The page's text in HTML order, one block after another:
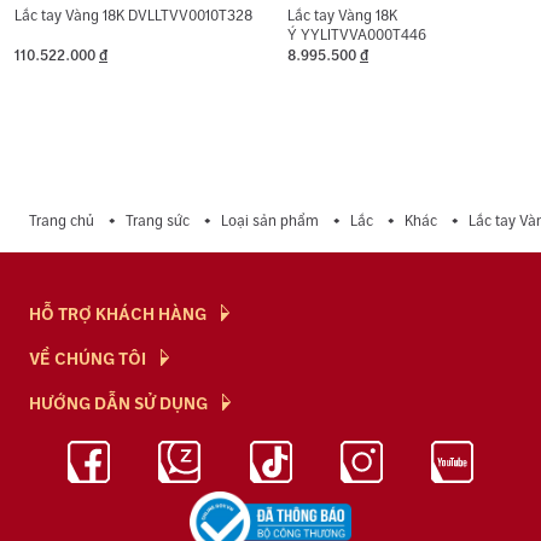
Lắc tay Vàng 18K DVLLTVV0010T328
110.522.000 đ
Lắc tay Vàng 18K
Ý YYLITVVA000T446
8.995.500 đ
Trang chủ Trang sức Loại sản phẩm Lắc Khác Lắc tay
HỖ TRỢ KHÁCH HÀNG
Hỏi & Đáp
Chính Sách
Chính Sách Bảo Mật
Bảng Giá Vàng
VỀ CHÚNG TÔI
NTJ Flagship
Cửa hàng
Tuyển Dụng
HƯỚNG DẪN SỬ DỤNG
Bảo Quản Trang Sức
Kiến Thức Kim Cương